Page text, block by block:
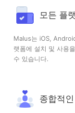
모든 플
Malus는 iOS,
랫폼에 설치 및 사용
수 있습니다.
종합적